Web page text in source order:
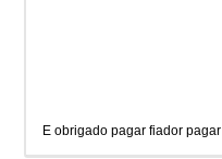
E obrigado pagar fiador